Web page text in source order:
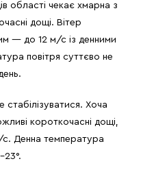
області чекає хмарна з
дощі. Вітер
— до 12 м/с із денними
повітря суттєво не
стабілізуватися. Хоча
короткочасні дощі,
Денна температура
23°.